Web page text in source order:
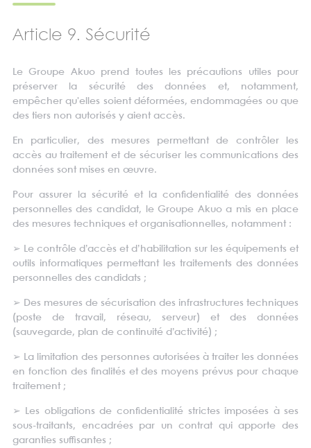
Article 9. Sécurité
Le Groupe Akuo prend toutes les précautions utiles pour
préserver la sécurité des données et, notamment,
empêcher qu'elles soient déformées, endommagées ou que
des tiers non autorisés y aient accès.
En particulier, des mesures permettant de contrôler les
accès au traitement et de sécuriser les communications des
données sont mises en œuvre.
Pour assurer la sécurité et la confidentialité des données
personnelles des candidat, le Groupe Akuo a mis en place
des mesures techniques et organisationnelles, notamment :
➢ Le contrôle d’accès et d’habilitation sur les équipements et
outils informatiques permettant les traitements des données
personnelles des candidats ;
➢ Des mesures de sécurisation des infrastructures techniques
(poste de travail, réseau, serveur) et des données
(sauvegarde, plan de continuité d’activité) ;
➢ La limitation des personnes autorisées à traiter les données
en fonction des finalités et des moyens prévus pour chaque
traitement ;
➢
Les obligations de confidentialité strictes imposées à ses
sous-traitants, encadrées par un contrat qui apporte des
garanties suffisantes ;